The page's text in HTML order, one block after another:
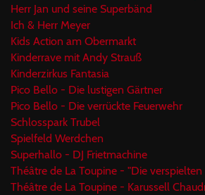
Herr Jan und seine Superbänd
Ich & Herr Meyer
Kids Action am Obermarkt
Kinderrave mit Andy Strauß
Kinderzirkus Fantasia
Pico Bello - Die lustigen Gärtner
Pico Bello - Die verrückte Feuerwehr
Schlosspark Trubel
Spielfeld Werdchen
Superhallo - DJ Frietmachine
Théâtre de La Toupine - "Die
Théâtre de La Toupine - Karussell